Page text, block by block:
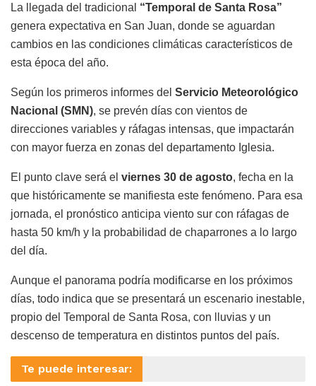
La llegada del tradicional “Temporal de Santa Rosa”
genera expectativa en San Juan, donde se aguardan
cambios en las condiciones climáticas característicos de
esta época del año.
Según los primeros informes del Servicio Meteorológico
Nacional (SMN), se prevén días con vientos de
direcciones variables y ráfagas intensas, que impactarán
con mayor fuerza en zonas del departamento Iglesia.
El punto clave será el viernes 30 de agosto, fecha en la
que históricamente se manifiesta este fenómeno. Para esa
jornada, el pronóstico anticipa viento sur con ráfagas de
hasta 50 km/h y la probabilidad de chaparrones a lo largo
del día.
Aunque el panorama podría modificarse en los próximos
días, todo indica que se presentará un escenario inestable,
propio del Temporal de Santa Rosa, con lluvias y un
descenso de temperatura en distintos puntos del país.
Te puede interesar: